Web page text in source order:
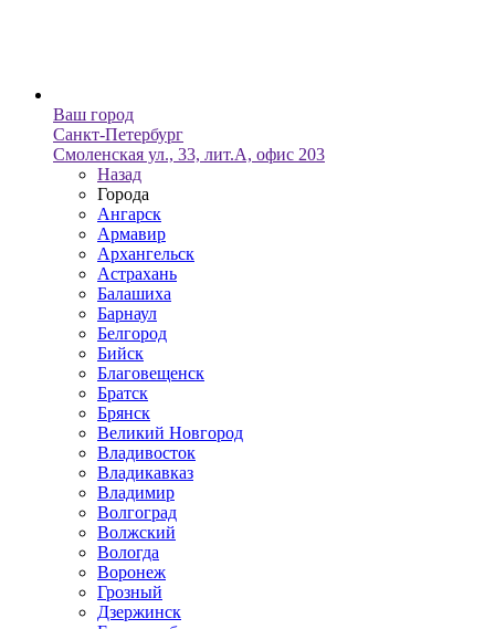
Ваш город
Санкт-Петербург
Смоленская ул., 33, лит.А, офис 203
Назад
Города
Ангарск
Армавир
Архангельск
Астрахань
Балашиха
Барнаул
Белгород
Бийск
Благовещенск
Братск
Брянск
Великий Новгород
Владивосток
Владикавказ
Владимир
Волгоград
Волжский
Вологда
Воронеж
Грозный
Дзержинск